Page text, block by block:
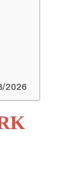
2026